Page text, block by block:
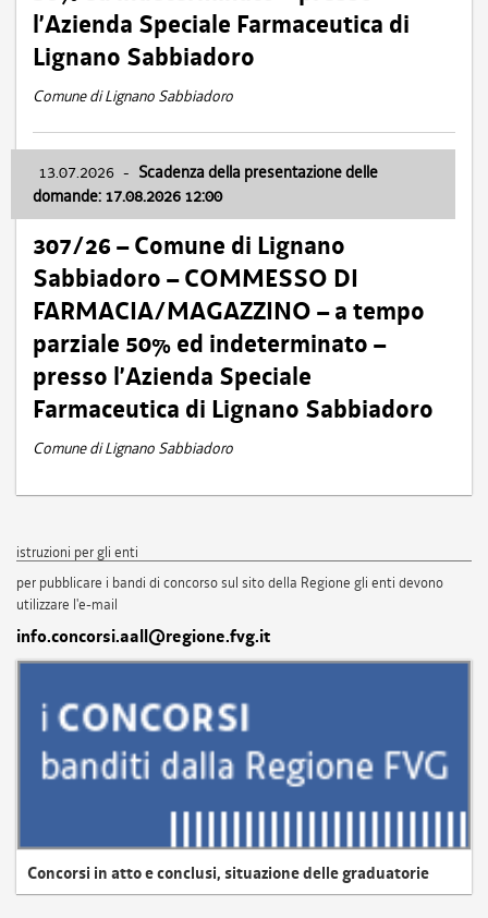
l’Azienda Speciale Farmaceutica di
Lignano Sabbiadoro
Comune di Lignano Sabbiadoro
13.07.2026 - Scadenza della presentazione delle
domande: 17.08.2026 12:00
307/26 – Comune di Lignano
Sabbiadoro – COMMESSO DI
FARMACIA/MAGAZZINO – a tempo
parziale 50% ed indeterminato –
presso l’Azienda Speciale
Farmaceutica di Lignano Sabbiadoro
Comune di Lignano Sabbiadoro
istruzioni per gli enti
per pubblicare i bandi di concorso sul sito della Regione gli enti devono
utilizzare l'e-mail
info.concorsi.aall@regione.fvg.it
Concorsi in atto e conclusi, situazione delle graduatorie